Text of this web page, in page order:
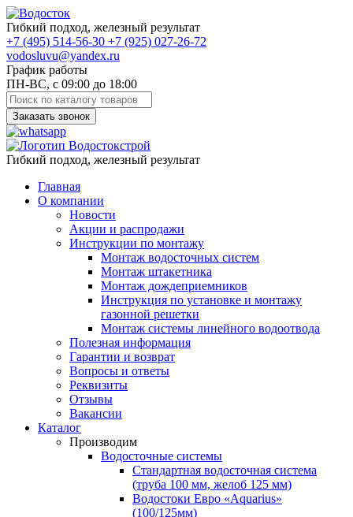
Гибкий подход, железный результат
+7 (495) 514-56-30 +7 (925) 027-26-72
vodosluvu@yandex.ru
График работы
ПН-ВС, с 09:00 до 18:00
Заказать звонок
Гибкий подход, железный результат
Главная
О компании
Новости
Акции и распродажи
Инструкции по монтажу
Монтаж водосточных систем
Монтаж штакетника
Монтаж дождеприемников
Инструкция по установке и монтажу
газонной решетки
Монтаж системы линейного водоотвода
Полезная информация
Гарантии и возврат
Вопросы и ответы
Реквизиты
Отзывы
Вакансии
Каталог
Производим
Водосточные системы
Стандартная водосточная система
(труба 100 мм, желоб 125 мм)
Водостоки Евро «Aquarius»
(100/125мм)